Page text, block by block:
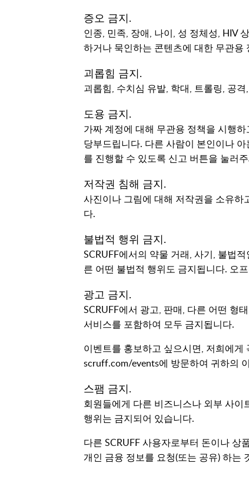
증오 금지.
인종, 민족, 장애, 나이, 성 정체성, HIV
하거나 묵인하는 콘텐츠에 대한 무관용
괴롭힘 금지.
괴롭힘, 수치심 유발, 학대, 트롤링, 공
도용 금지.
가짜 계정에 대해 무관용 정책을 시행
당부드립니다. 다른 사람이 본인이나
를 진행할 수 있도록 신고 버튼을 눌러
저작권 침해 금지.
사진이나 그림에 대해 저작권을 소유
다.
불법적 행위 금지.
SCRUFF에서의 약물 거래, 사기, 불법
른 어떤 불법적 행위도 금지됩니다. 오
광고 금지.
SCRUFF에서 광고, 판매, 다른 어떤 형
서비스를 포함하여 모두 금지됩니다.
이벤트를 홍보하고 싶으시면, 저희에
scruff.com/events에 방문하여 귀하의
스팸 금지.
회원들에게 다른 비즈니스나 외부 사
행위는 금지되어 있습니다.
다른 SCRUFF 사용자로부터 돈이나 상
개인 금융 정보를 요청(또는 공유) 하는